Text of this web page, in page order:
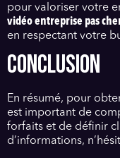
pour valoriser votre
vidéo entreprise pas
en respectant votre
CONCLUSION
En résumé, pour
est important de
forfaits et de définir
d’informations,